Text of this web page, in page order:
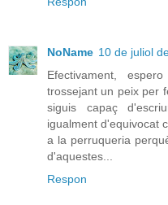
NoName 10 de juliol
Efectivament,
trossejant un peix per
siguis capaç
igualment d'equivocat
a la perruqueria
d'aquestes...
Respon